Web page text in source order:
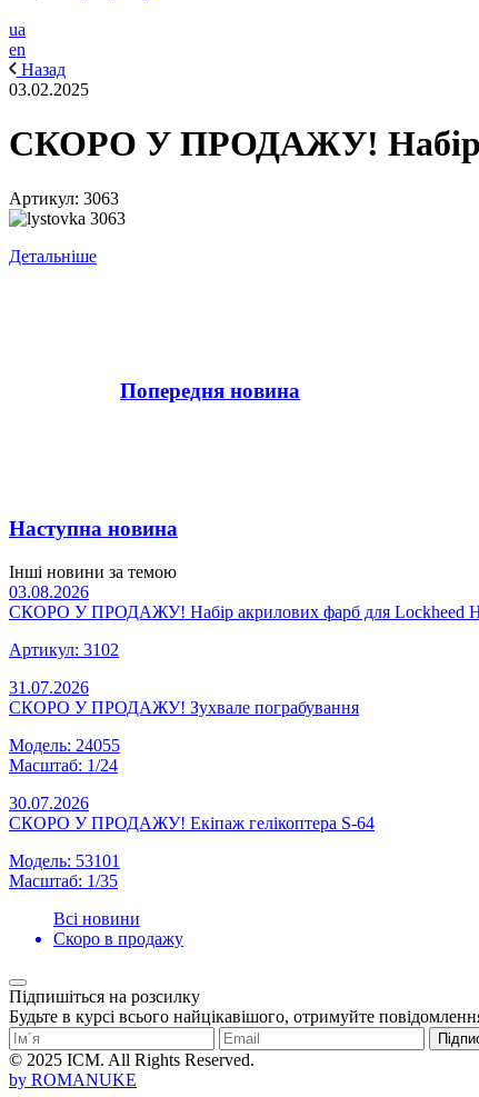
ua
en
Назад
03.02.2025
СКОРО У ПРОДАЖУ! Набір
Артикул: 3063
Детальніше
Попередня новина
Наступна новина
Інші новини за темою
03.08.2026
СКОРО У ПРОДАЖУ! Набір акрилових фарб для Lockheed
Артикул: 3102
31.07.2026
СКОРО У ПРОДАЖУ! Зухвале пограбування
Модель: 24055
Масштаб: 1/24
30.07.2026
СКОРО У ПРОДАЖУ! Екіпаж гелікоптера S-64
Модель: 53101
Масштаб: 1/35
Всі новини
Скоро в продажу
Підпишіться на розсилку
Будьте в курсі всього найцікавішого, отримуйте
© 2025 ICM. All Rights Reserved.
by ROMANUKE